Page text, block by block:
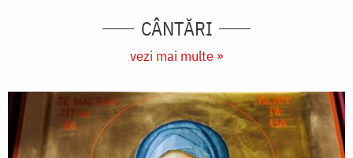
CÂNTĂRI
vezi mai multe »